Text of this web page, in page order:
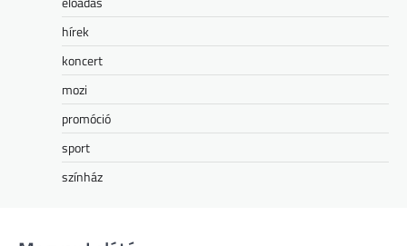
hírek
koncert
mozi
promóció
sport
színház